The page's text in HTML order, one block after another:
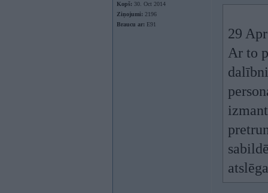
Kopš: 30. Oct 2014
Ziņojumi: 2196
Braucu ar: E91
29
Ar to